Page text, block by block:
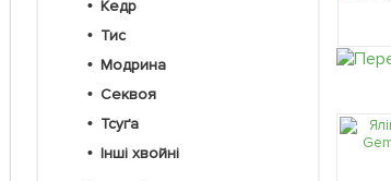
Кедр
Тис
Модрина
Секвоя
Тсуґа
Інші хвойні